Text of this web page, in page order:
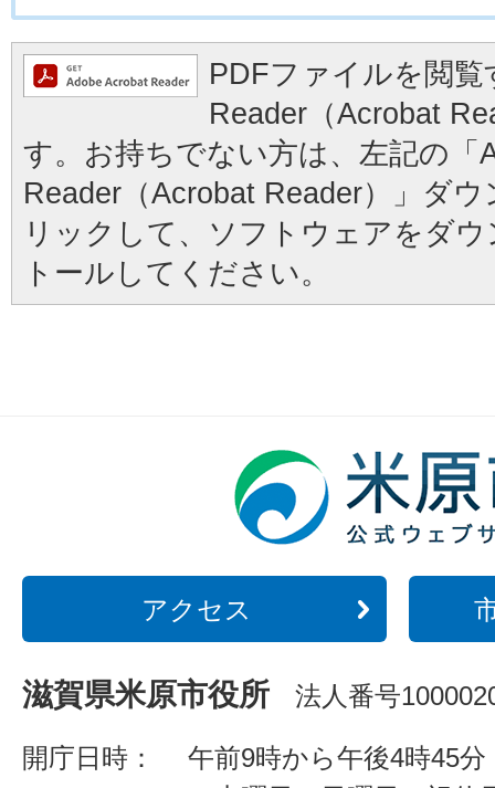
PDFファイルを閲
Reader（Acrobat
す。お持ちでない方は、左記の「
Reader（Acrobat Reader）」ダ
リックして、ソフトウェアをダ
トールしてください。
アクセス
滋賀県米原市役所 法人番号
開庁日時：
午前9時から午後4時45分